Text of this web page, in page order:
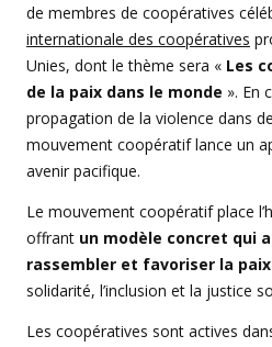
de membres de coopératives
internationale des coopératives
Unies, dont le thème sera « Les
de la paix dans le monde ». En
propagation de la violence dans
mouvement coopératif lance un
avenir pacifique.
Le mouvement coopératif place
offrant un modèle concret qui
rassembler et favoriser la
solidarité, l’inclusion et la justice
Les coopératives sont actives